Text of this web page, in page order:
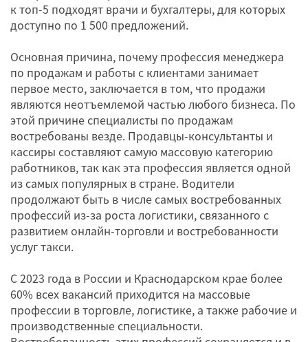
к топ-5 подходят врачи и бухгалтеры, для которых
доступно по 1 500 предложений.
Основная причина, почему профессия менеджера
по продажам и работы с клиентами занимает
первое место, заключается в том, что продажи
являются неотъемлемой частью любого бизнеса. По
этой причине специалисты по продажам
востребованы везде. Продавцы-консультанты и
кассиры составляют самую массовую категорию
работников, так как эта профессия является одной
из самых популярных в стране. Водители
продолжают быть в числе самых востребованных
профессий из-за роста логистики, связанного с
развитием онлайн-торговли и востребованности
услуг такси.
С 2023 года в России и Краснодарском крае более
60% всех вакансий приходится на массовые
профессии в торговле, логистике, а также рабочие и
производственные специальности.